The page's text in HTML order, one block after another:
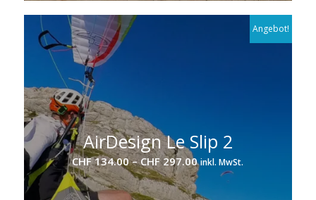
AirDesign Le Slip 2
CHF134.00 –CHF297.00Preisspanne:
CHF 134.00
bis
inkl. MwSt.
Angebot!